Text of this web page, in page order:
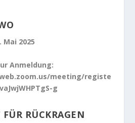
Mai 2025
Anmeldung:
meeting/registe
g
RÜCKRAGEN